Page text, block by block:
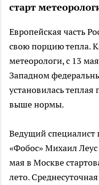
старт
Европейская часть
свою порцию тепла.
метеорологи, с 13
Западном
установилась теплая
выше нормы.
Ведущий специалист
«Фобос» Михаил Леус
мая в Москве
лето.